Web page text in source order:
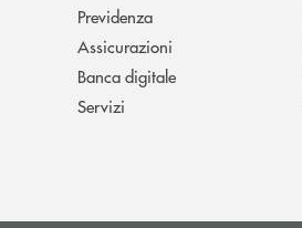
Previdenza
Assicurazioni
Banca digitale
Servizi